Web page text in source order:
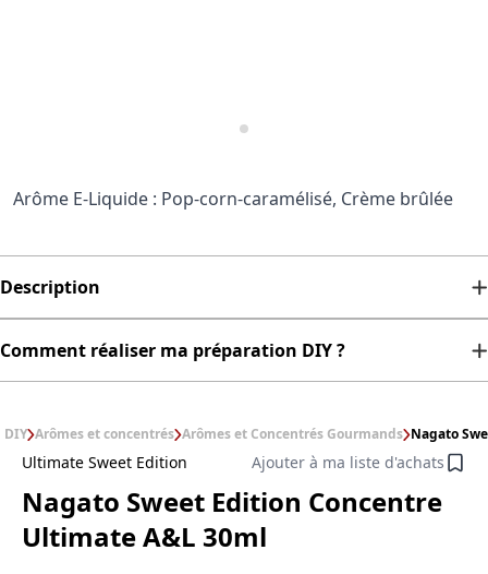
Arôme E-Liquide : Pop-corn-caramélisé, Crème brûlée
Description
Comment réaliser ma préparation DIY ?
DIY Arômes et concentrés Arômes et Concentrés Gourmands Nagato
Ultimate Sweet Edition Ajouter à ma liste d'achats
Nagato Sweet Edition Concentre
Ultimate A&L 30ml